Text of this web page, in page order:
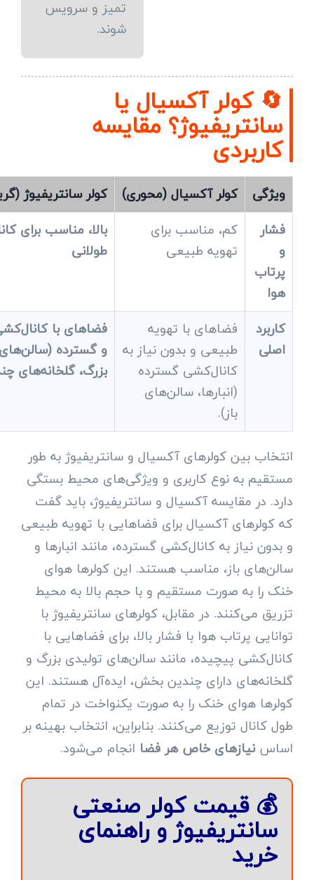
تمیز و سرویس
شوند.
🔄 کولر آکسیال یا
سانتریفیوژ؟ مقایسه
کاربردی
ویژگی کولر آکسیال (محوری)
کولر سانتریفیوژ
فشار
و
پرتاب
هوا
کم، مناسب برای
تهویه طبیعی
بالا، مناسب برای
طولانی
کاربرد
اصلی
فضاهای با تهویه
طبیعی و بدون نیاز به
کانال‌کشی گسترده
(انبارها، سالن‌های
باز).
فضاهای با
و گسترده
بزرگ، گلخانه‌های
انتخاب بین کولرهای آکسیال و سانتریفیوژ به طور
مستقیم به نوع کاربری و ویژگی‌های محیط بستگی
دارد. در مقایسه آکسیال و سانتریفیوژ، باید گفت
که کولرهای آکسیال برای فضاهایی با تهویه طبیعی
و بدون نیاز به کانال‌کشی گسترده، مانند انبارها و
سالن‌های باز، مناسب هستند. این کولرها هوای
خنک را به صورت مستقیم و با حجم بالا به محیط
تزریق می‌کنند. در مقابل، کولرهای سانتریفیوژ با
توانایی پرتاب هوا با فشار بالا، برای فضاهایی با
کانال‌کشی پیچیده، مانند سالن‌های تولیدی بزرگ و
گلخانه‌های دارای چندین بخش، ایده‌آل هستند. این
کولرها هوای خنک را به صورت یکنواخت در تمام
طول کانال توزیع می‌کنند. بنابراین، انتخاب بهینه بر
اساسنیازهای خاص هر فضا انجام می‌شود.
💰 قیمت کولر صنعتی
سانتریفیوژ و راهنمای
خرید